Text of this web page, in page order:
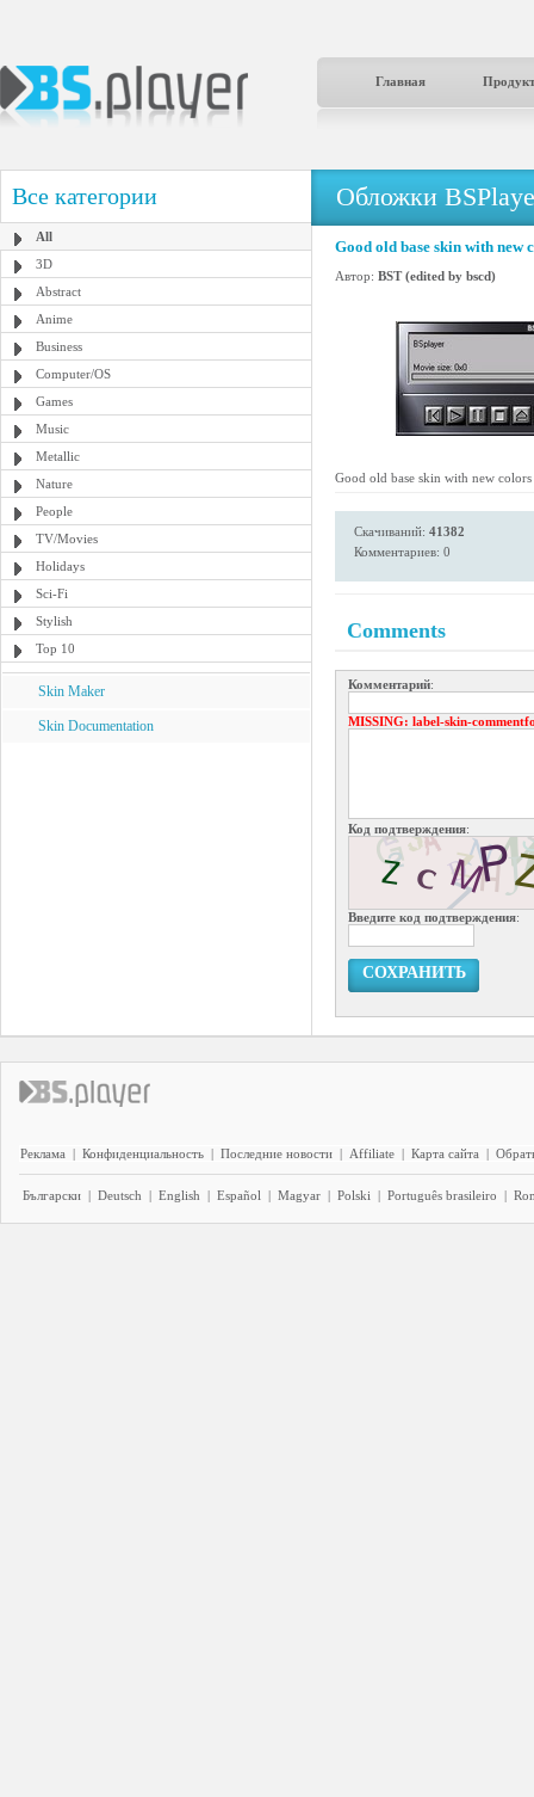
Главная
Все категории
All
3D
Abstract
Anime
Business
Computer/OS
Games
Music
Metallic
Nature
People
TV/Movies
Holidays
Sci-Fi
Stylish
Top 10
Skin Maker
Skin Documentation
Обложки
Good old base skin with new
Автор: BST (edited by bscd)
Good old base skin with new colors
Скачиваний: 41382
Комментариев: 0
Comments
Комментарий:
MISSING: label-skin-
Код подтверждения:
Введите код подтверждения:
СОХРАНИТЬ
Реклама | Конфиденциальность | Последние новости | Affiliate | Карта сайта |
Български | Deutsch | English | Español | Magyar | Polski | Português brasileiro |